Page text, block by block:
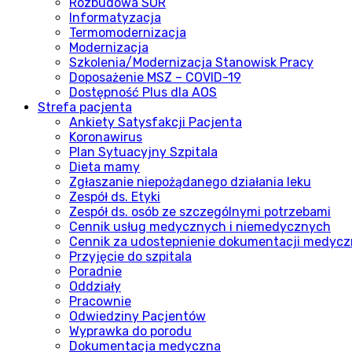
Informatyzacja
Termomodernizacja
Modernizacja
Szkolenia/Modernizacja Stanowisk Pracy
Doposażenie MSZ – COVID-19
Dostępność Plus dla AOS
Strefa pacjenta
Ankiety Satysfakcji Pacjenta
Koronawirus
Plan Sytuacyjny Szpitala
Dieta mamy
Zgłaszanie niepożądanego działania leku
Zespół ds. Etyki
Zespół ds. osób ze szczególnymi potrzebami
Cennik usług medycznych i niemedycznych
Cennik za udostepnienie dokumentacji
Przyjęcie do szpitala
Poradnie
Oddziały
Pracownie
Odwiedziny Pacjentów
Wyprawka do porodu
Dokumentacja medyczna